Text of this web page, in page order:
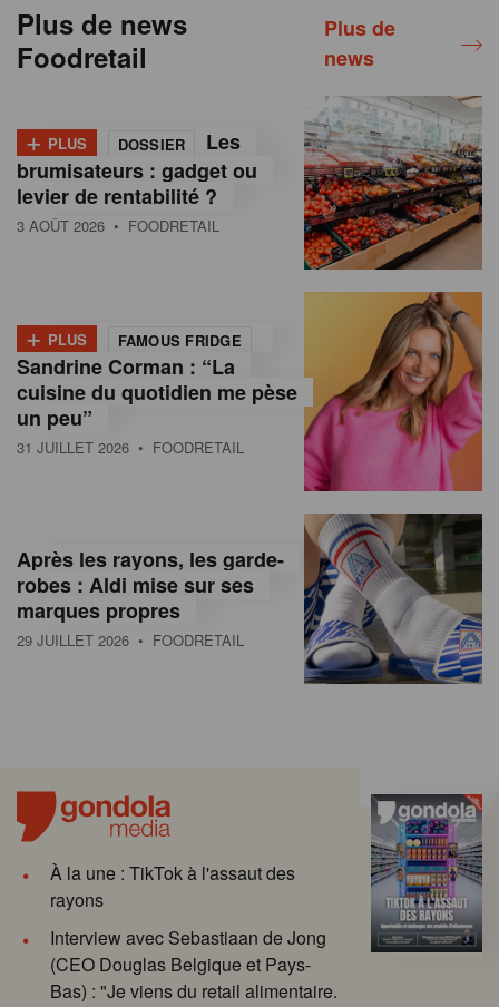
Plus de news
Foodretail
Plus de
news
+ PLUS DOSSIER
Les
brumisateurs : gadget ou
levier de rentabilité ?
3 AOÛT 2026 • FOODRETAIL
+ PLUS FAMOUS FRIDGE
Sandrine Corman : “La
cuisine du quotidien me pèse
un peu”
31 JUILLET 2026 • FOODRETAIL
Après les rayons, les garde-
robes : Aldi mise sur ses
marques propres
29 JUILLET 2026 • FOODRETAIL
À la une : TikTok à l'assaut des
rayons
Interview avec Sebastiaan de Jong
(CEO Douglas Belgique et Pays-
Bas) : "Je viens du retail alimentaire.